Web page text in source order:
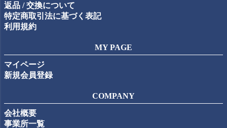
返品 / 交換について
特定商取引法に基づく表記
利用規約
MY PAGE
マイページ
新規会員登録
COMPANY
会社概要
事業所一覧